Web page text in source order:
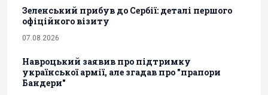
Зеленський прибув до Сербії: деталі першого
офіційного візиту
07.08.2026
Навроцький заявив про підтримку
української армії, але згадав про "прапори
Бандери"